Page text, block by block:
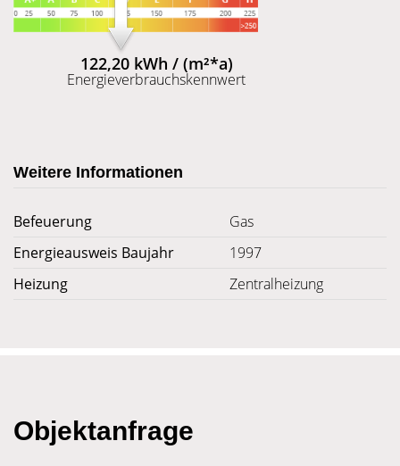
122,20 kWh / (m²*a)
Energieverbrauchskennwert
Weitere Informationen
Befeuerung
Gas
Energieausweis Baujahr
1997
Heizung
Zentralheizung
Objektanfrage